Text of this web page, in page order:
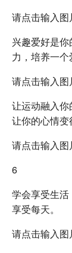
请点击输入图
兴趣爱好是
力，培养一个
请点击输入图
让运动融入
让你的心情变
请点击输入图
6
学会享受生
享受每天。
请点击输入图